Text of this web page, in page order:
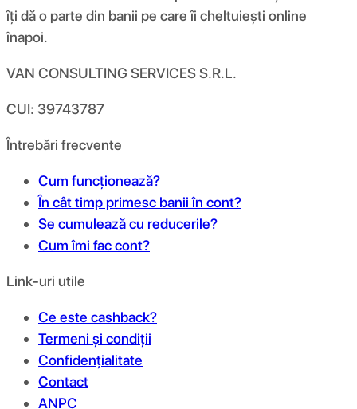
îți dă o parte din banii pe care îi cheltuiești online
înapoi.
VAN CONSULTING SERVICES S.R.L.
CUI: 39743787
Întrebări frecvente
Cum funcționează?
În cât timp primesc banii în cont?
Se cumulează cu reducerile?
Cum îmi fac cont?
Link-uri utile
Ce este cashback?
Termeni și condiții
Confidențialitate
Contact
ANPC